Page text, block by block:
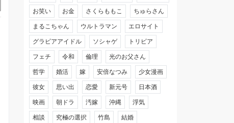
お笑い
お金 さくらももこ
ちゅらさん
まるこちゃん
ウルトラマン
エロサイト
グラビアアイドル
ソシャゲ
トリビア
フェチ
令和 倫理
光のお父さん
哲学
婚活 嫁 安倍なつみ
少女漫画
彼女
思い出 恋愛 新元号
日本酒
映画
朝ドラ 汚嫁 沖縄
浮気
相談
究極の選択 竹島
結婚